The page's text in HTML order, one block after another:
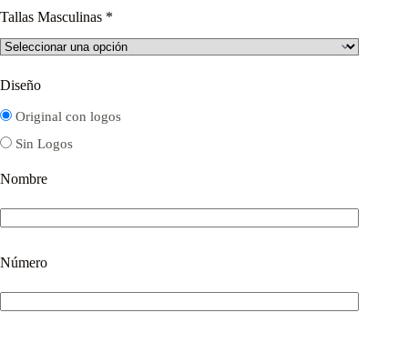
Tallas Masculinas *
Diseño
Original con logos
Sin Logos
Nombre
Número